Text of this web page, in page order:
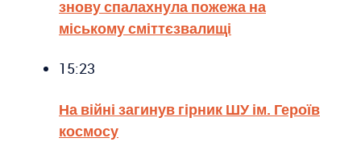
знову спалахнула пожежа на
міському сміттєзвалищі
15:23
На війні загинув гірник ШУ ім. Героїв
космосу